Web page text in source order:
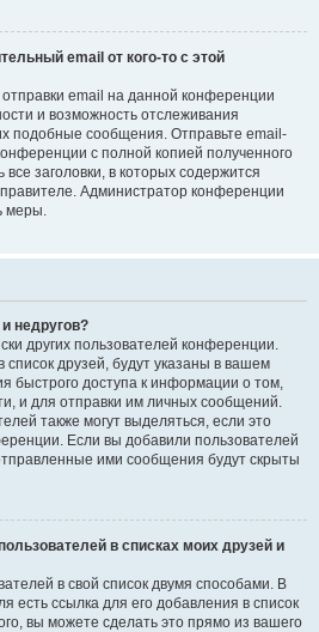
email от кого-то с этой
email на данной конференции
и возможность отслеживания
подобные сообщения. Отправьте email-
с полной копией полученного
заголовки, в которых содержится
Администратор конференции
меры.
недругов?
других пользователей конференции.
друзей, будут указаны в вашем
быстрого доступа к информации о том,
и для отправки им личных сообщений.
также могут выделяться, если это
Если вы добавили пользователей
ими сообщения будут скрыты
в списках моих друзей и
в свой список двумя способами. В
есть ссылка для его добавления в список
вы можете сделать это прямо из вашего